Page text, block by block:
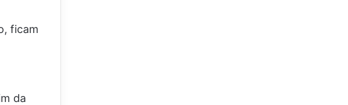
ficam
da